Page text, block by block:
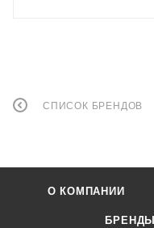
СПИСОК БРЕНДОВ
О КОМПАНИИ
БРЕНДЫ